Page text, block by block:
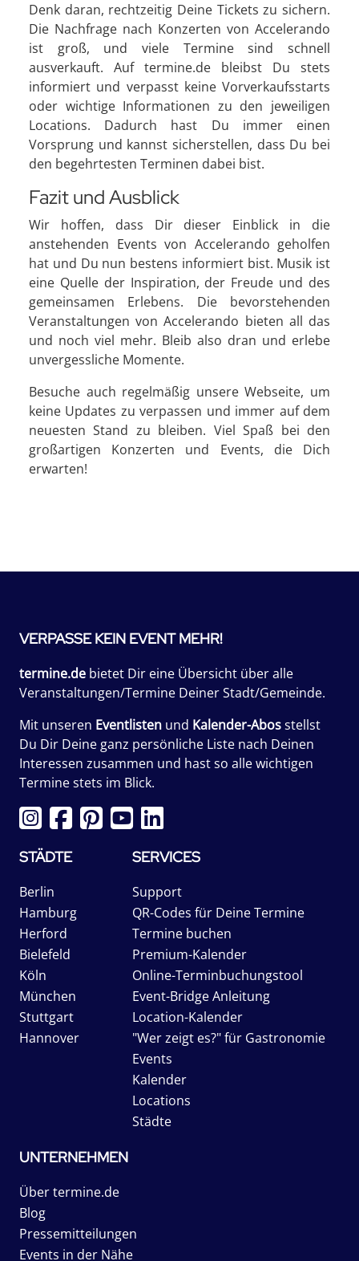
Denk daran, rechtzeitig Deine Tickets zu sichern.
Die Nachfrage nach Konzerten von Accelerando
ist groß, und viele Termine sind schnell
ausverkauft. Auf termine.de bleibst Du stets
informiert und verpasst keine Vorverkaufsstarts
oder wichtige Informationen zu den jeweiligen
Locations. Dadurch hast Du immer einen
Vorsprung und kannst sicherstellen, dass Du bei
den begehrtesten Terminen dabei bist.
Fazit und Ausblick
Wir hoffen, dass Dir dieser Einblick in die
anstehenden Events von Accelerando geholfen
hat und Du nun bestens informiert bist. Musik ist
eine Quelle der Inspiration, der Freude und des
gemeinsamen Erlebens. Die bevorstehenden
Veranstaltungen von Accelerando bieten all das
und noch viel mehr. Bleib also dran und erlebe
unvergessliche Momente.
Besuche auch regelmäßig unsere Webseite, um
keine Updates zu verpassen und immer auf dem
neuesten Stand zu bleiben. Viel Spaß bei den
großartigen Konzerten und Events, die Dich
erwarten!
VERPASSE KEIN EVENT MEHR!
termine.de bietet Dir eine Übersicht über alle
Veranstaltungen/Termine Deiner Stadt/Gemeinde.
Mit unseren Eventlisten und Kalender-Abosstellst
Du Dir Deine ganz persönliche Liste nach Deinen
Interessen zusammen und hast so alle wichtigen
Termine stets im Blick.
STÄDTE
Berlin
Hamburg
Herford
Bielefeld
Köln
München
Stuttgart
Hannover
SERVICES
Support
QR-Codes für Deine Termine
Termine buchen
Premium-Kalender
Online-Terminbuchungstool
Event-Bridge Anleitung
Location-Kalender
"Wer zeigt es?" für Gastronomie
Events
Kalender
Locations
Städte
UNTERNEHMEN
Über termine.de
Blog
Pressemitteilungen
Events in der Nähe